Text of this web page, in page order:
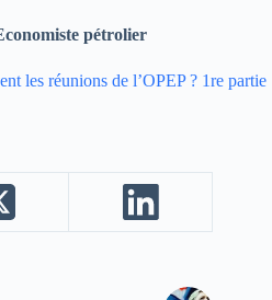
pétrolier
les réunions de l’OPEP ? 1re partie